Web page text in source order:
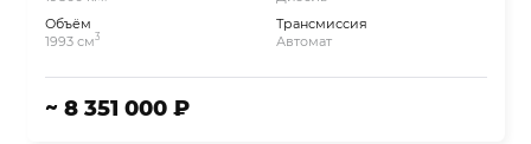
Объём
1993 см3
Трансмиссия
Автомат
~ 8 351 000 ₽